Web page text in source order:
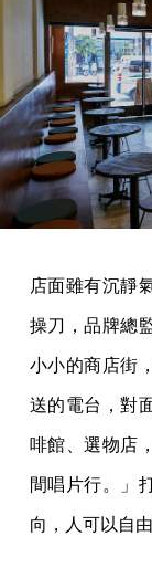
店面雖有沉靜
操刀，品牌總
小小的商店街
送的電台，對
啡館、選物店
間唱片行。」
向，人可以自